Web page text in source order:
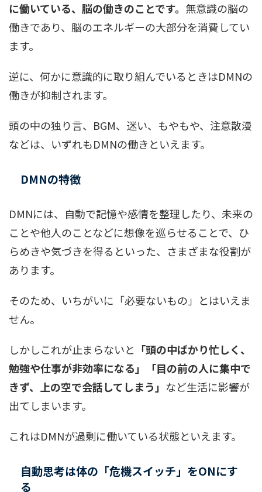
に働いている、脳の働きのことです。 無意識の脳の
働きであり、脳のエネルギーの大部分を消費してい
ます。
逆に、何かに意識的に取り組んでいるときはDMNの
働きが抑制されます。
頭の中の独り言、BGM、迷い、もやもや、注意散漫
などは、いずれもDMNの働きといえます。
DMNの特徴
DMNには、自動で記憶や感情を整理したり、未来の
ことや他人のことなどに想像を巡らせることで、ひ
らめきや気づきを得るといった、さまざまな役割が
あります。
そのため、いちがいに「必要ないもの」とはいえま
せん。
しかしこれが止まらないと 「頭の中ばかり忙しく、
勉強や仕事が非効率になる」「目の前の人に集中で
きず、上の空で会話してしまう」 など生活に影響が
出てしまいます。
これはDMNが過剰に働いている状態といえます。
自動思考は体の「危機スイッチ」をONにす
る